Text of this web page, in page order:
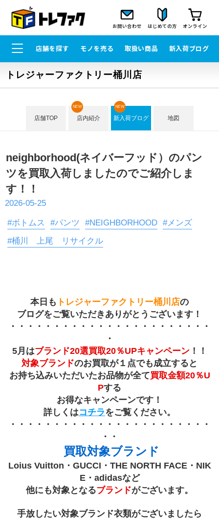
お問い合わせ はじめての方 オンライン
店舗を探す モノを売る 取扱い商品 新入荷ブログ
トレジャーファクトリー桶川店
店舗TOP 店内紹介
NEW
新入荷ブログ
NEW
地図
neighborhood(ネイバーフッド）のパン
ツを買取入荷しましたのでご紹介しま
す！！
2026-05-25
#ボトムス #パンツ #NEIGHBORHOOD #メンズ
#桶川 上尾 リサイクル
本日も トレジャーファクトリー桶川店の
ブログをご覧いただきありがとうございます！
・・・・・・・・・・・・・・・・・・・・・・・
・
5月はブランド20選買取20％UPキャンペーン！！
対象ブランドのお買取が１点でも成立すると
お持ち込みいただいたお品物が全て買取金額20％U
Pする
お得なキャンペーンです！
詳しくはコチラ をご覧ください。
・・・・・・・・・・・・・・・・・・・・・・・
・・
買取対象ブランド
Loius Vuitton・GUCCI・THE NORTH FACE・NIK
E・adidasなど
他にも対象となるブランドがございます。
手放したい対象ブランド衣類がございましたら